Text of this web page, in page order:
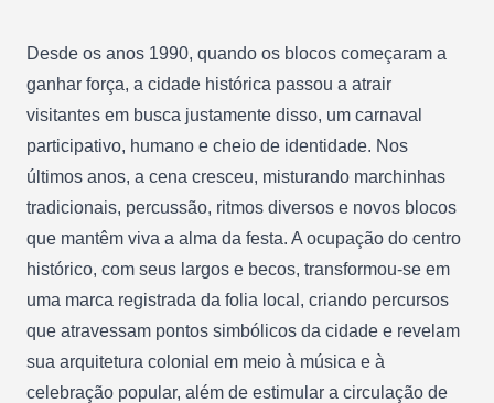
Desde os anos 1990, quando os blocos começaram a
ganhar força, a cidade histórica passou a atrair
visitantes em busca justamente disso, um carnaval
participativo, humano e cheio de identidade. Nos
últimos anos, a cena cresceu, misturando marchinhas
tradicionais, percussão, ritmos diversos e novos blocos
que mantêm viva a alma da festa. A ocupação do centro
histórico, com seus largos e becos, transformou-se em
uma marca registrada da folia local, criando percursos
que atravessam pontos simbólicos da cidade e revelam
sua arquitetura colonial em meio à música e à
celebração popular, além de estimular a circulação de